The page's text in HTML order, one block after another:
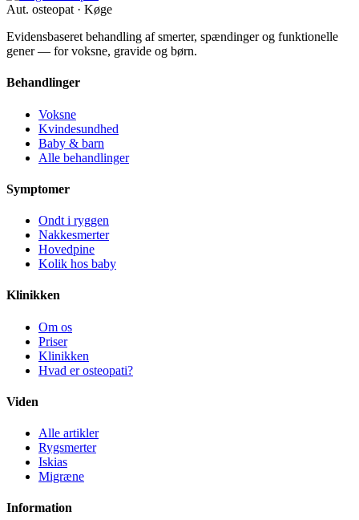
Aut. osteopat · Køge
Evidensbaseret behandling af smerter, spændinger og funktionelle
gener — for voksne, gravide og børn.
Behandlinger
Voksne
Kvindesundhed
Baby & barn
Alle behandlinger
Symptomer
Ondt i ryggen
Nakkesmerter
Hovedpine
Kolik hos baby
Klinikken
Om os
Priser
Klinikken
Hvad er osteopati?
Viden
Alle artikler
Rygsmerter
Iskias
Migræne
Information